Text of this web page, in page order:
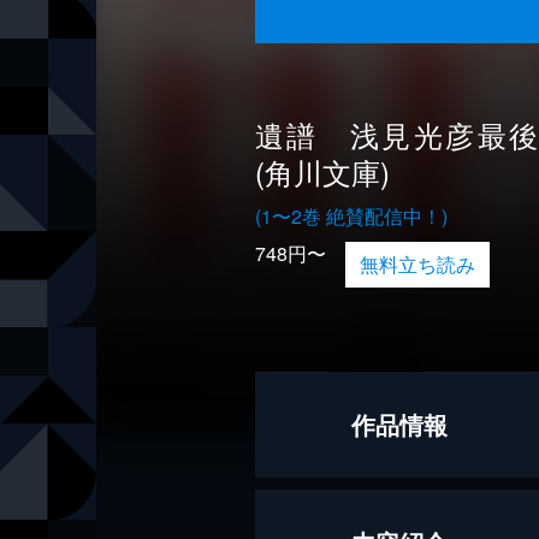
遺譜 浅見光彦最
(角川文庫)
(1〜2巻 絶賛配信中！)
748円〜
無料立ち読み
作品情報
著者